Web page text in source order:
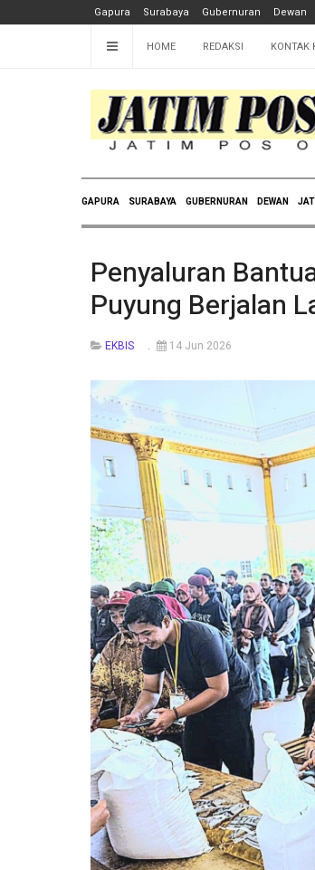
Gapura Surabaya Gubernuran Dewan
HOME REDAKSI KONTAK
GAPURA SURABAYA GUBERNURAN DEWAN
Penyaluran
Puyung Berjalan
EKBIS 14 Jun 2026